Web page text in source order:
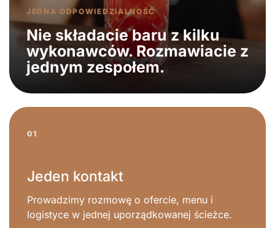
JEDNA ODPOWIEDZIALNOŚĆ
Nie składacie baru z kilku
wykonawców. Rozmawiacie z
jednym zespołem.
01
Jeden kontakt
Prowadzimy rozmowę o ofercie, menu i
logistyce w jednej uporządkowanej ścieżce.